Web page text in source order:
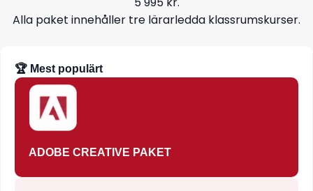
Alla paket innehåller tre lärarledda klassrumskurser.
🏆 Mest populärt
ADOBE CREATIVE PAKET